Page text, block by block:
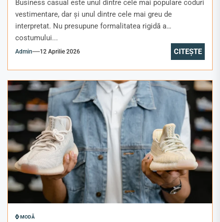
Business casual este unul dintre cele mai populare coduri
vestimentare, dar și unul dintre cele mai greu de
interpretat. Nu presupune formalitatea rigidă a
costumului...
Admin 12 Aprilie 2026 CITEȘTE
⌚ MODĂ